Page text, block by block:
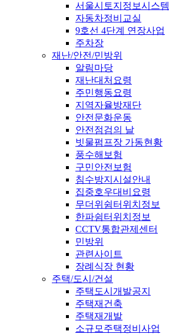
서울시토지정보시스템
자동차정비교실
9호선 4단계 연장사업
주차장
재난/안전/민방위
알림마당
재난대처요령
주민행동요령
지역자율방재단
안전문화운동
안전점검의 날
빗물펌프장 가동현황
풍수해보험
구민안전보험
침수방지시설안내
집중호우대비요령
무더위쉼터위치정보
한파쉼터위치정보
CCTV통합관제센터
민방위
관련사이트
장례식장 현황
주택/도시/건설
주택도시개발공지
주택재건축
주택재개발
소규모주택정비사업